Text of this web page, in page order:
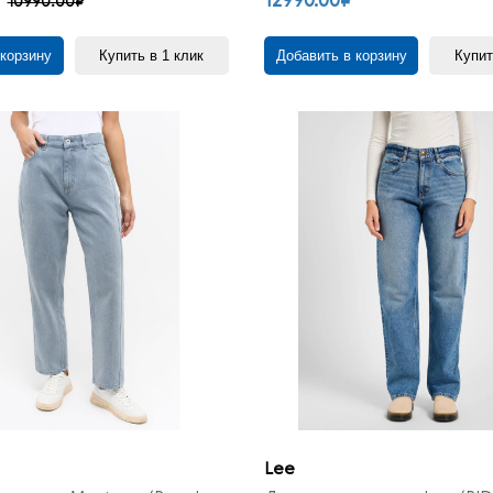
Купить в 1 клик Добавить в корзину
Lee